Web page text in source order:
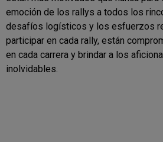
emoción de los rallys a todos los
desafíos logísticos y los esfuerzos
participar en cada rally, están
en cada carrera y brindar a los
inolvidables.